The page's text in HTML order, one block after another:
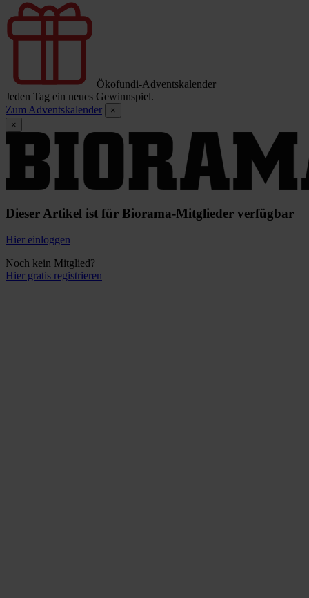
Ökofundi-Adventskalender
Jeden Tag ein neues Gewinnspiel.
Zum Adventskalender
×
×
Dieser Artikel ist für Biorama-Mitglieder verfügbar
Hier einloggen
Noch kein Mitglied?
Hier gratis registrieren